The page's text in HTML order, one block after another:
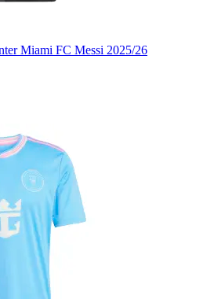
Miami FC Messi 2025/26